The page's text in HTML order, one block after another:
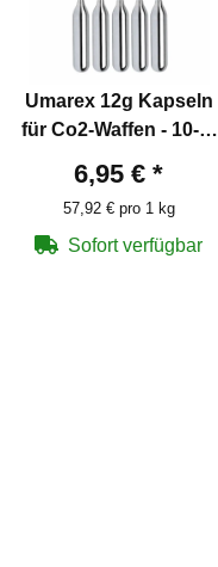
Umarex 12g Kapseln
für Co2-Waffen - 10-er
6,95 € *
57,92 € pro 1 kg
Sofort verfügbar